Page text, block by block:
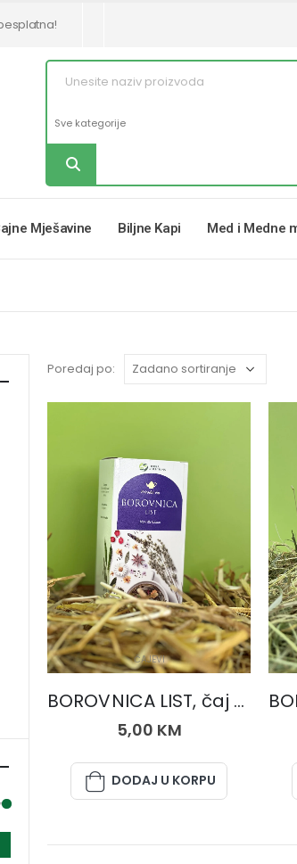
Mješavine Biljne Kapi Med i Medne
Poredaj po:
ČAJEVI
BOROVNICA LIST, čaj 50 gr.
5,00 KM
DODAJ U KORPU